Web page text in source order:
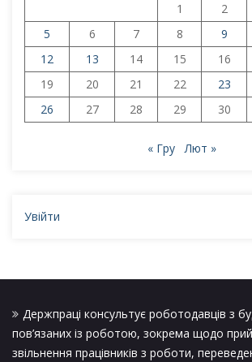
1
2
5
6 7 8 9
12
13 14 15 16
19
20 21 22 23
26
27 28 29 30
« Гру Лют »
Увійти
Держпраці консультує роботодавців з
пов’язаних із роботою, зокрема щодо
звільнення працівників з роботи,